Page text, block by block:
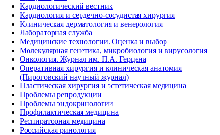
Кардиологический вестник
Кардиология и сердечно-сосудистая хирургия
Клиническая дерматология и венерология
Лабораторная служба
Медицинские технологии. Оценка и выбор
Молекулярная генетика, микробиология и вирусология
Онкология. Журнал им. П.А. Герцена
Оперативная хирургия и клиническая анатомия
(Пироговский научный журнал)
Пластическая хирургия и эстетическая медицина
Проблемы репродукции
Проблемы эндокринологии
Профилактическая медицина
Респираторная медицина
Российская ринология